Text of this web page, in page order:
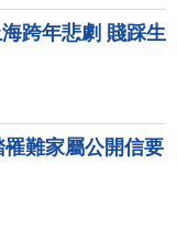
海跨年悲劇 賤踩生
難家屬公開信要